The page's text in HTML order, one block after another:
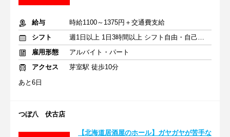
給与
時給1100～1375円＋交通費支給
シフト
週1日以上 1日3時間以上 シフト自由・自己申告
雇用形態
アルバイト・パート
アクセス
芽室駅 徒歩10分
あと6日
つぼ八 伏古店
【北海道居酒屋のホール】ガヤガヤが苦手な